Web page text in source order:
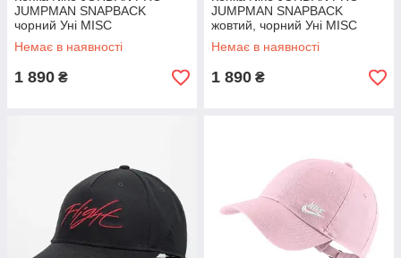
JUMPMAN SNAPBACK
чорний Уні MISC
Немає в наявності
1 890 ₴
JUMPMAN SNAPBACK
жовтий, чорний Уні MISC
Немає в наявності
1 890 ₴